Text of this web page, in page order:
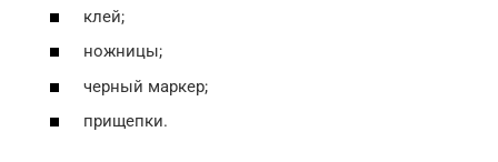
клей;
ножницы;
черный маркер;
прищепки.